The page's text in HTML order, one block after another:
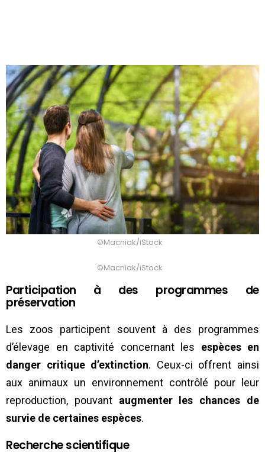
©Macniak/iStock
©Macniak/iStock
Participation à des programmes de
préservation
Les zoos participent souvent à des programmes
d’élevage en captivité concernant les espèces en
danger critique d’extinction. Ceux-ci offrent ainsi
aux animaux un environnement contrôlé pour leur
reproduction, pouvant augmenter les chances de
survie de certaines espèces.
Recherche scientifique